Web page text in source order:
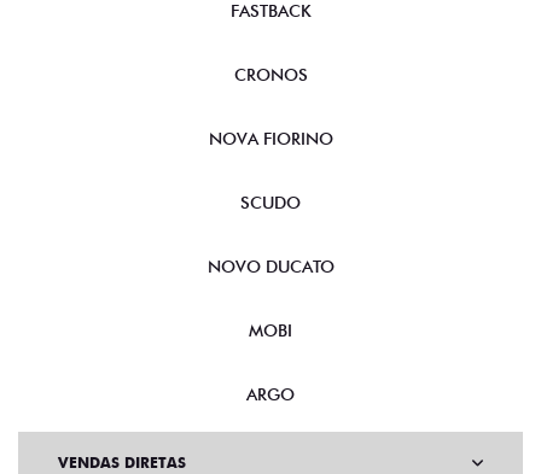
FASTBACK
CRONOS
NOVA FIORINO
SCUDO
NOVO DUCATO
MOBI
ARGO
VENDAS DIRETAS